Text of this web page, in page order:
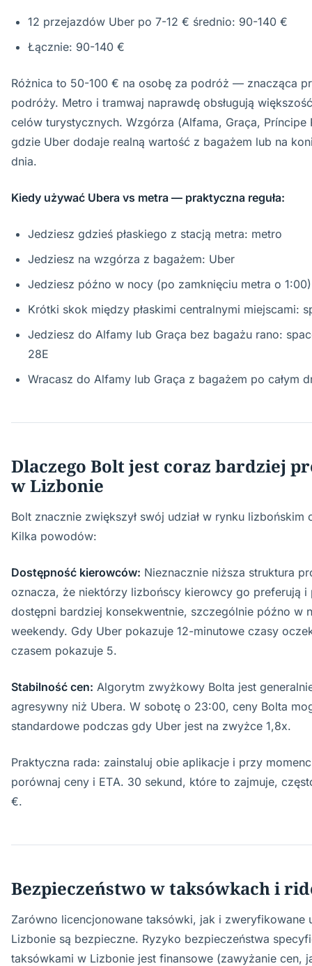
12 przejazdów Uber po 7-12 € średnio: 90-140 €
Łącznie: 90-140 €
Różnica to 50-100 € na osobę za podróż — znacząca
podróży. Metro i tramwaj naprawdę obsługują
celów turystycznych. Wzgórza (Alfama, Graça, Príncipe
gdzie Uber dodaje realną wartość z bagażem lub na
dnia.
Kiedy używać Ubera vs metra — praktyczna reguła:
Jedziesz gdzieś płaskiego z stacją metra: metro
Jedziesz na wzgórza z bagażem: Uber
Jedziesz późno w nocy (po zamknięciu metra o
Krótki skok między płaskimi centralnymi miejscami:
Jedziesz do Alfamy lub Graça bez bagażu rano:
28E
Wracasz do Alfamy lub Graça z bagażem po całym
Dlaczego Bolt jest coraz bardziej
w Lizbonie
Bolt znacznie zwiększył swój udział w rynku lizbońskim
Kilka powodów:
Dostępność kierowców: Nieznacznie niższa struktura
oznacza, że niektórzy lizbońscy kierowcy go preferują i
dostępni bardziej konsekwentnie, szczególnie późno w
weekendy. Gdy Uber pokazuje 12-minutowe czasy
czasem pokazuje 5.
Stabilność cen: Algorytm zwyżkowy Bolta jest
agresywny niż Ubera. W sobotę o 23:00, ceny Bolta
standardowe podczas gdy Uber jest na zwyżce 1,8x.
Praktyczna rada: zainstaluj obie aplikacje i przy
porównaj ceny i ETA. 30 sekund, które to zajmuje,
€.
Bezpieczeństwo w taksówkach i
Zarówno licencjonowane taksówki, jak i zweryfikowane
Lizbonie są bezpieczne. Ryzyko bezpieczeństwa
taksówkami w Lizbonie jest finansowe (zawyżanie cen,